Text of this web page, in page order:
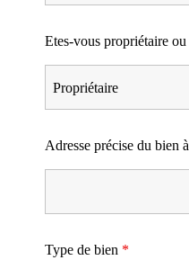
Etes-vous propriétaire
Adresse précise du bien
Type de bien *